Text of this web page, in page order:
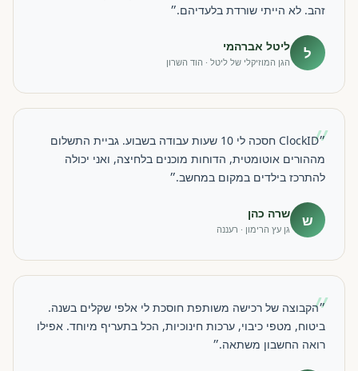
זהב. לא הייתי שורדת בלעדיהם.״
ל ליטל אברהמי
הגן המוזיקלי של ליטל · הוד השרון
״
״ClockID חסכה לי 10 שעות עבודה בשבוע. גביית התשלום
מההורים אוטומטית, הדוחות מוכנים בלחיצה, ואני יכולה
להתרכז בילדים במקום במחשב.״
ש שרה כהן
גן עץ הרימון · רעננה
״
״הקבוצה של רכישה משותפת חוסכת לי אלפי שקלים בשנה.
ביטוח, מטפי כיבוי, ערכות חינוכיות, הכל בתעריף מיוחד. אפילו
רואה החשבון משתאה.״